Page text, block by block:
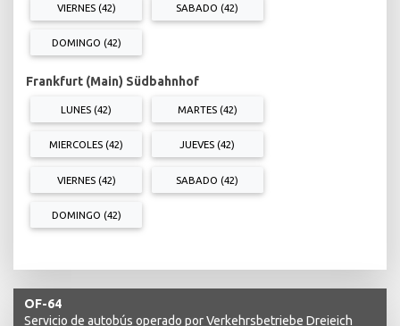
VIERNES (42) SABADO (42)
DOMINGO (42)
Frankfurt (Main) Südbahnhof
LUNES (42) MARTES (42)
MIERCOLES (42) JUEVES (42)
VIERNES (42) SABADO (42)
DOMINGO (42)
OF-64
Servicio de autobús operado por Verkehrsbetriebe Dreieich